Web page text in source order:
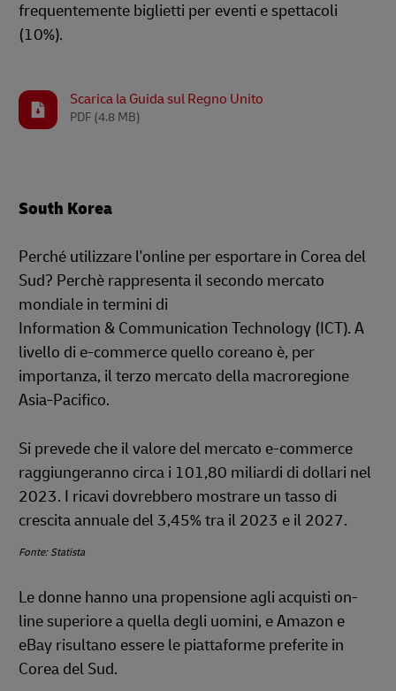
frequentemente biglietti per eventi e spettacoli
(10%).
Scarica la Guida sul Regno Unito
PDF (4.8 MB)
South Korea
Perché utilizzare l'online per esportare in Corea del
Sud? Perchè rappresenta il secondo mercato
mondiale in termini di
Information & Communication Technology (ICT). A
livello di e-commerce quello coreano è, per
importanza, il terzo mercato della macroregione
Asia-Pacifico.
Si prevede che il valore del mercato e-commerce
raggiungeranno circa i 101,80 miliardi di dollari nel
2023. I ricavi dovrebbero mostrare un tasso di
crescita annuale del 3,45% tra il 2023 e il 2027.
Fonte: Statista
Le donne hanno una propensione agli acquisti on-
line superiore a quella degli uomini, e Amazon e
eBay risultano essere le piattaforme preferite in
Corea del Sud.